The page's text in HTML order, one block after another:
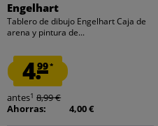
Engelhart
Tablero de dibujo Engelhart Caja de
arena y pintura de...
4.99*
antes1 8,99 €
Ahorras:
4,00 €